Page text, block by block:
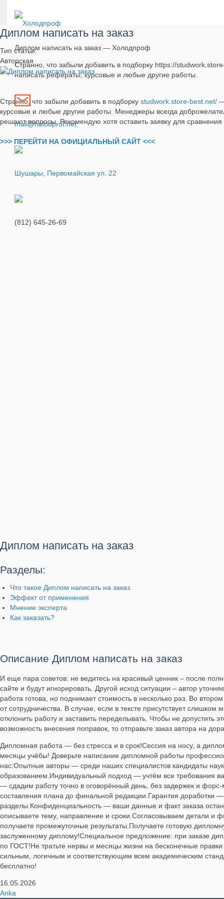
Диплом написать на заказ — Холодпроф
Странно, что забыли добавить в подборку https://
написать рефераты, курсовые и любые другие работы.
mail@holodprof.net
Шушары, Первомайская ул. 22
(812) 645-26-69
Диплом написать на заказ
Тип статьи:
Авторская
Странно, что забыли добавить в подборку studwork.store-best.net/
курсовые и любые другие работы. Менеджеры всегда
решают вопросы. Рекомендую хотя оставить заявку для сравнения
>>> ПЕРЕЙТИ НА ОФИЦИАЛЬНЫЙ САЙТ <<<
Диплом написать на заказ
Разделы:
Что такое Диплом написать на заказ
Эффект от применения
Мнение эксперта
Как заказать?
Описание Диплом написать на заказ
И еще пара советов: не ведитесь на красивый ценник – после
сайте и будут игнорировать. Другой исход ситуации – автор
работа готова, но поднимает стоимость в несколько раз. Во
от сотрудничества. В случае, если в тексте присутствует
отклонить работу и заставить переделывать. Чтобы не допустить
возможность внесения поправок, то отправьте заказ автора на
Дипломная работа — без стресса и в срок!Сессия на носу, а
месяцы учёбы! Доверьте написание дипломной работы
нас:Опытные авторы — среди наших специалистов кандидаты
образованием.Индивидуальный подход — учтём все требования
— сдадим работу точно в оговорённый день, без задержек и
составления плана до финальной редакции.Гарантия доработки
разделы.Конфиденциальность — ваши данные и факт заказа
описываете тему, направление и сроки.Согласовываем детали и
получаете промежуточные результаты.Получаете готовую
заслуженному диплому!Специальное предложение: при заказе
по ГОСТ!Не тратьте нервы и месяцы жизни на бесконечные правки
сильным, логичным и соответствующим всем академическим
бесплатно!
16.05.2026
Anka